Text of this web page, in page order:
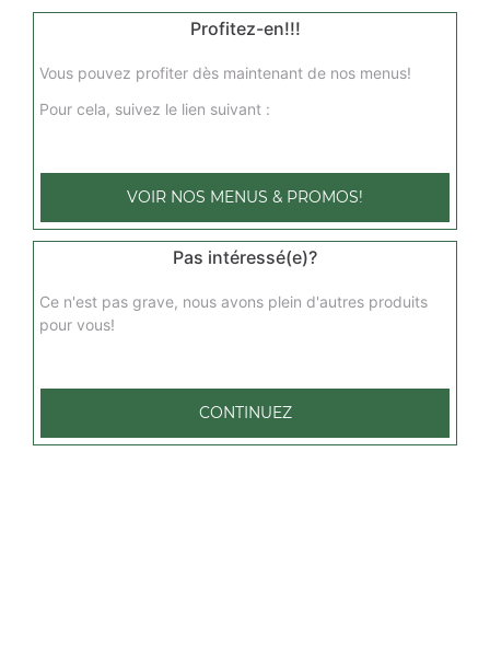
Nos Salades
+
Nos Pâtes
Profitez-en!!!
Vous pouvez profiter dès maintenant de nos menus!
Pour cela, suivez le lien suivant :
VOIR NOS MENUS & PROMOS!
Pas intéressé(e)?
Ce n'est pas grave, nous avons plein d'autres produits
pour vous!
CONTINUEZ